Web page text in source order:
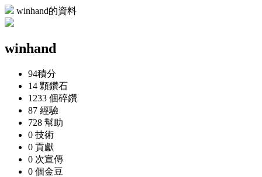
winhand的資料
winhand
94積分
14 顆鑽石
1233 個碎鑽
87 經驗
728 幫助
0 技術
0 貢獻
0 次宣傳
0 個金豆